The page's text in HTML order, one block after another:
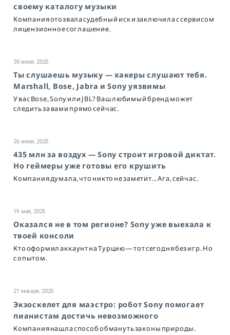
своему каталогу музыки
Компания отозвала судебный иск и заключила с сервисом
лицензионное соглашение.
30 июня, 2025
Ты слушаешь музыку — хакеры слушают тебя.
Marshall, Bose, Jabra и Sony уязвимы
У вас Bose, Sony или JBL? Ваш любимый бренд может
следить за вами прямо сейчас.
26 июня, 2025
435 млн за воздух — Sony строит игровой диктат.
Но геймеры уже готовы его крушить
Компания думала, что никто не заметит... Ага, сейчас.
19 мая, 2025
Оказался не в том регионе? Sony уже выехала к
твоей консоли
Кто оформил аккаунт на Турцию — тот сегодня без игр. Но
с опытом.
21 января, 2025
Экзоскелет для маэстро: робот Sony помогает
пианистам достичь невозможного
Компания нашла способ обмануть законы природы.